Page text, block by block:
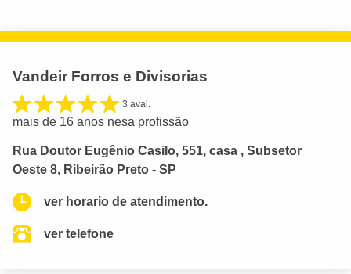
Vandeir Forros e Divisorias
3 aval.
mais de 16 anos nesa profissão
Rua Doutor Eugênio Casilo, 551, casa , Subsetor
Oeste 8, Ribeirão Preto - SP
ver horario de atendimento.
ver telefone